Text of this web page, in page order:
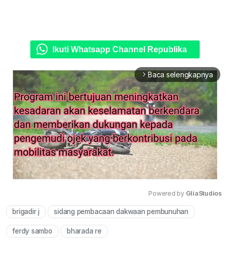
Ikuti Whatsapp Channel Republika
arrow_forward_ios Baca selengkapnya
Mute
Powered by GliaStudios
brigadir j sidang pembacaan dakwaan pembunuhan
ferdy sambo bharada re